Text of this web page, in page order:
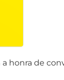
honra de